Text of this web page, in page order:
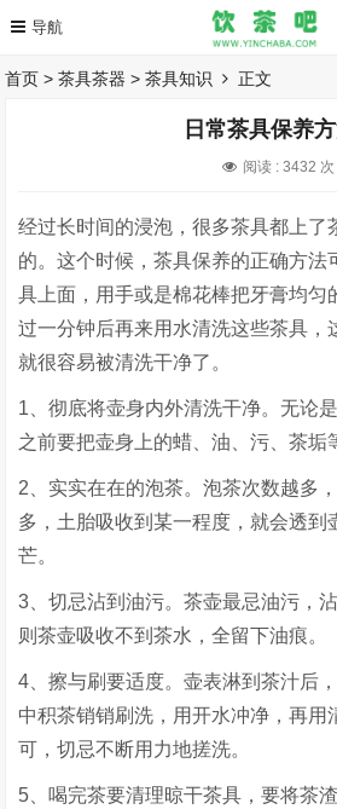
首页 >茶具茶器 >茶具知识 正文
日常茶具保养
阅读 :3432 次
经过长时间的浸泡，很多茶具都上了
的。这个时候，茶具保养的正确方法
具上面，用手或是棉花棒把牙膏均匀
过一分钟后再来用水清洗这些茶具，
就很容易被清洗干净了。
1、彻底将壶身内外清洗干净。无论
之前要把壶身上的蜡、油、污、茶垢
2、实实在在的泡茶。泡茶次数越多
多，土胎吸收到某一程度，就会透到
芒。
3、切忌沾到油污。茶壶最忌油污，
则茶壶吸收不到茶水，全留下油痕。
4、擦与刷要适度。壶表淋到茶汁后
中积茶销销刷洗，用开水冲净，再用
可，切忌不断用力地搓洗。
5、喝完茶要清理晾干茶具，要将茶